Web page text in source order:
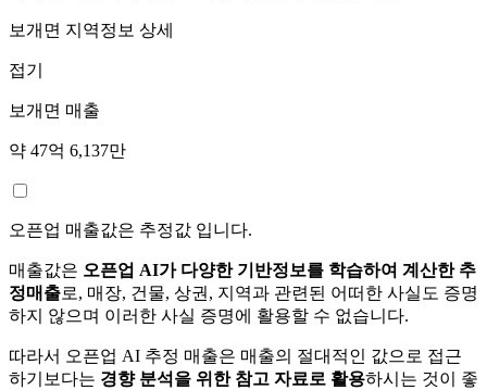
보개면 지역정보 상세
접기
보개면 매출
약 47억 6,137만
오픈업 매출값은 추정값 입니다.
매출값은 오픈업 AI가 다양한 기반정보를 학습하여 계산한 추
정매출로, 매장, 건물, 상권, 지역과 관련된 어떠한 사실도 증명
하지 않으며 이러한 사실 증명에 활용할 수 없습니다.
따라서 오픈업 AI 추정 매출은 매출의 절대적인 값으로 접근
하기보다는 경향 분석을 위한 참고 자료로 활용하시는 것이 좋